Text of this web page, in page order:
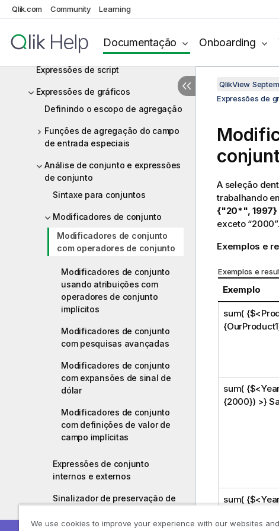
Qlik.com Community Learning
Documentação Onboarding
Funções
Palavras-chave e comandos de
script
Expressões de script
Expressões de gráficos
Definindo o escopo de agregação
Funções de agregação do campo
de entrada especiais
Análise de conjunto e expressões
de conjunto
Sintaxe para conjuntos
Modificadores de conjunto
Modificadores de conjunto
com operadores de conjunto
Modificadores de conjunto
usando atribuições com
operadores de conjunto
implícitos
Modificadores de conjunto
com pesquisas avançadas
Modificadores de conjunto
com expansões de sinal de
dólar
Modificadores de conjunto
com definições de valor de
campo implícitas
Expressões de conjunto
internos e externos
Sinalizador de preservação de
QlikView
Expressões de
A seleção
trabalhando
{"20*",
exceto “2000”.
Exemplos e
Exemplos e
Exemplo
sum(
sum(
{2000}) >}
sum(
We use cookies to improve your experience with our websites